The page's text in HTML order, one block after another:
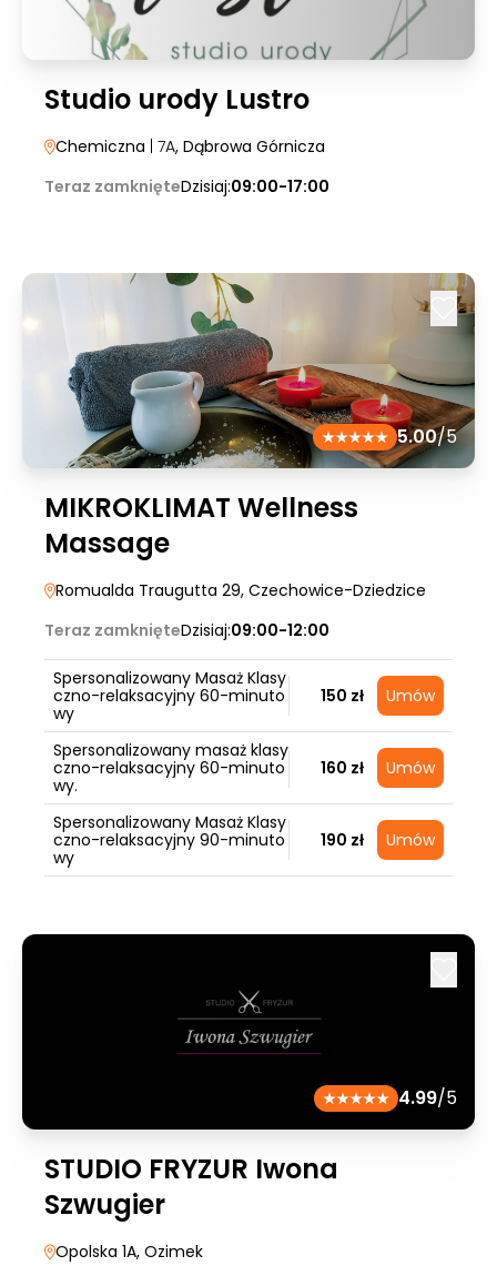
Studio urody Lustro
Chemiczna | 7A, Dąbrowa Górnicza
Teraz zamknięteDzisiaj:09:00-17:00
5.00/5
MIKROKLIMAT Wellness
Massage
Romualda Traugutta 29, Czechowice-Dziedzice
Teraz zamknięteDzisiaj:09:00-12:00
Spersonalizowany Masaż Klasy
czno-relaksacyjny 60-minuto
wy
150 zł Umów
Spersonalizowany masaż klasy
czno-relaksacyjny 60-minuto
wy.
160 zł Umów
Spersonalizowany Masaż Klasy
czno-relaksacyjny 90-minuto
wy
190 zł Umów
4.99/5
STUDIO FRYZUR Iwona
Szwugier
Opolska 1A, Ozimek